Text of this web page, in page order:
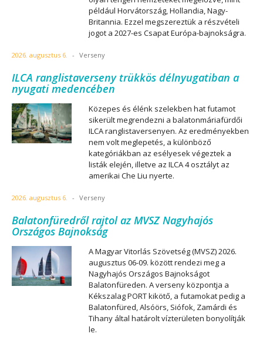
például Horvátország, Hollandia, Nagy-
Britannia. Ezzel megszereztük a részvételi
jogot a 2027-es Csapat Európa-bajnokságra.
2026. augusztus 6. - Verseny
ILCA ranglistaverseny trükkös délnyugatiban a
nyugati medencében
Közepes és élénk szelekben hat futamot
sikerült megrendezni a balatonmáriafürdői
ILCA ranglistaversenyen. Az eredményekben
nem volt meglepetés, a különböző
kategóriákban az esélyesek végeztek a
listák elején, illetve az ILCA 4 osztályt az
amerikai Che Liu nyerte.
2026. augusztus 6. - Verseny
Balatonfüredről rajtol az MVSZ Nagyhajós
Országos Bajnokság
A Magyar Vitorlás Szövetség (MVSZ) 2026.
augusztus 06-09. között rendezi meg a
Nagyhajós Országos Bajnokságot
Balatonfüreden. A verseny központja a
Kékszalag PORT kikötő, a futamokat pedig a
Balatonfüred, Alsóörs, Siófok, Zamárdi és
Tihany által határolt vízterületen bonyolítják
le.